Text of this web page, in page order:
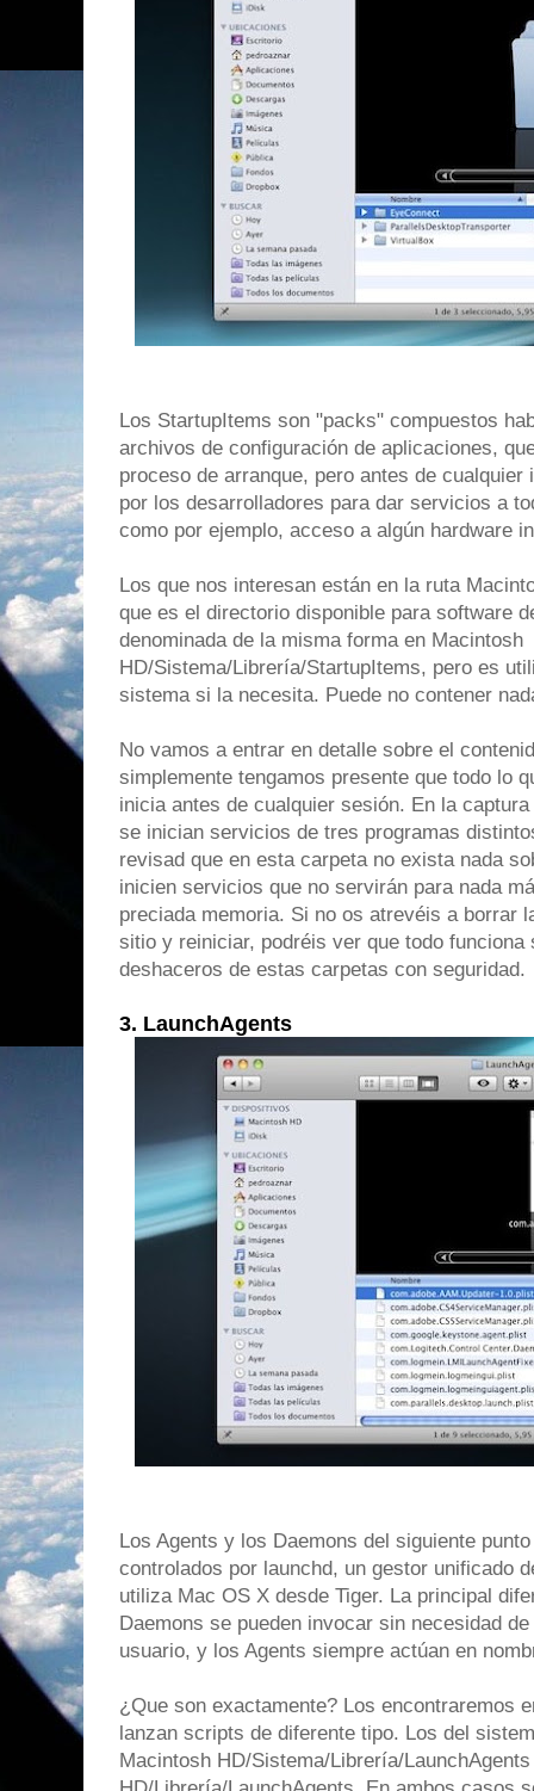
Los StartupItems son "packs" compuestos
archivos de configuración de aplicaciones,
proceso de arranque, pero antes de
por los desarrolladores para dar servicios a
como por ejemplo, acceso a algún hardware
Los que nos interesan están en la ruta
que es el directorio disponible para software
denominada de la misma forma en Macintosh
HD/Sistema/Librería/StartupItems, pero es
sistema si la necesita. Puede no contener
No vamos a entrar en detalle sobre el
simplemente tengamos presente que todo lo
inicia antes de cualquier sesión. En la
se inician servicios de tres programas
revisad que en esta carpeta no exista nada
inicien servicios que no servirán para nada
preciada memoria. Si no os atrevéis a borrar
sitio y reiniciar, podréis ver que todo
deshaceros de estas carpetas con seguridad.
3. LaunchAgents
Los Agents y los Daemons del siguiente
controlados por launchd, un gestor unificado
utiliza Mac OS X desde Tiger. La principal
Daemons se pueden invocar sin necesidad
usuario, y los Agents siempre actúan en
¿Que son exactamente? Los encontraremos
lanzan scripts de diferente tipo. Los del
Macintosh HD/Sistema/Librería/